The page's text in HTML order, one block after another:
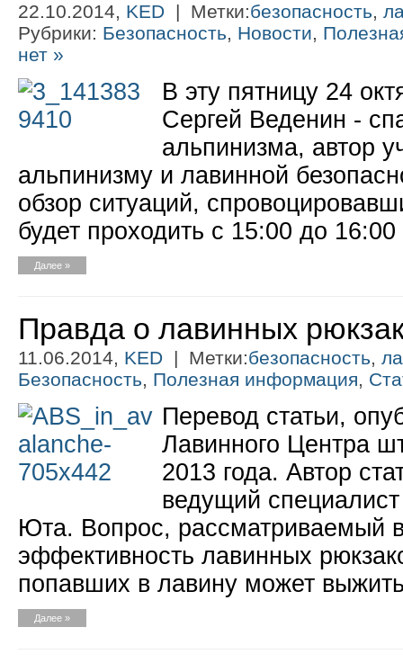
22.10.2014, KED | Метки:безопасность,
Рубрики: Безопасность, Новости,
нет »
В эту пятницу 24
Сергей Веденин -
альпинизма, автор
альпинизму и лавинной
обзор ситуаций,
будет проходить с 15:00 до
Далее »
Правда о лавинных
11.06.2014, KED | Метки:безопасность,
Безопасность, Полезная информация,
Перевод статьи,
Лавинного Центра
2013 года. Автор
ведущий
Юта. Вопрос, рассматриваемый в
эффективность лавинных
попавших в лавину может
Далее »